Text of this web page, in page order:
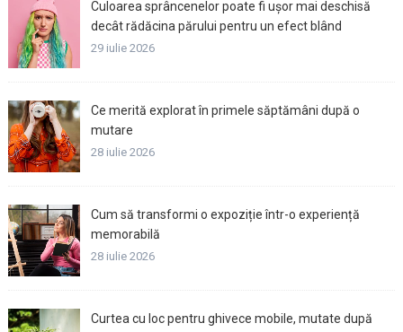
Culoarea sprâncenelor poate fi ușor mai deschisă
decât rădăcina părului pentru un efect blând
29 iulie 2026
Ce merită explorat în primele săptămâni după o
mutare
28 iulie 2026
Cum să transformi o expoziție într-o experiență
memorabilă
28 iulie 2026
Curtea cu loc pentru ghivece mobile, mutate după